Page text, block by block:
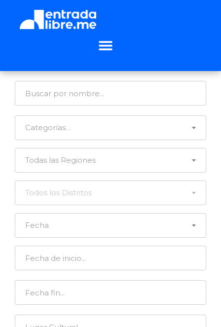
Categorías…
Todas las Regiones
Todos los Distritos
Fecha